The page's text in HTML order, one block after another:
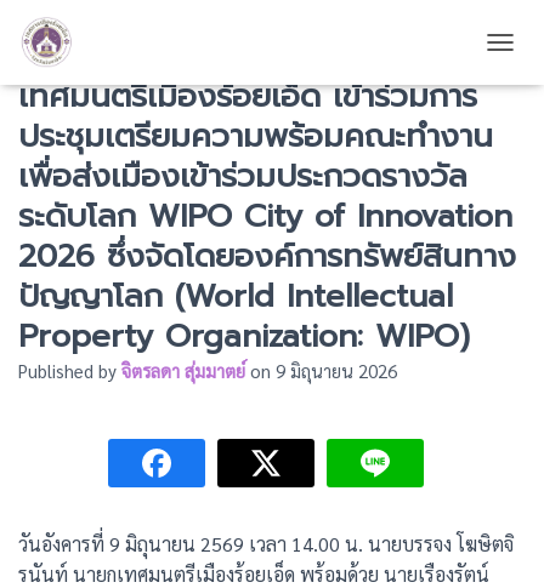
นายบรรจง โฆษิตจิรนันท์ นายก
เทศมนตรีเมืองร้อยเอ็ด เข้าร่วมการ
ประชุมเตรียมความพร้อมคณะทำงาน
เพื่อส่งเมืองเข้าร่วมประกวดรางวัล
ระดับโลก WIPO City of Innovation
2026 ซึ่งจัดโดยองค์การทรัพย์สินทาง
ปัญญาโลก (World Intellectual
Property Organization: WIPO)
Published by จิตรลดา สุ่มมาตย์ on 9 มิถุนายน 2026
วันอังคารที่ 9 มิถุนายน 2569 เวลา 14.00 น. นายบรรจง โฆษิตจิ
รนันท์ นายกเทศมนตรีเมืองร้อยเอ็ด พร้อมด้วย นายเรืองรัตน์